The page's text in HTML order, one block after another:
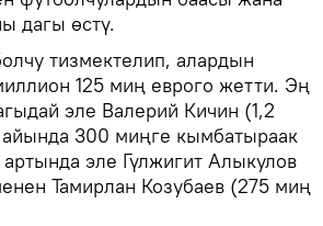
дагы өстү.
тизмектелип, алардын
125 миң еврого жетти. Эң
эле Валерий Кичин (1,2
300 миңге кымбатыраак
эле Гүлжигит Алыкулов
Тамирлан Козубаев (275 миң